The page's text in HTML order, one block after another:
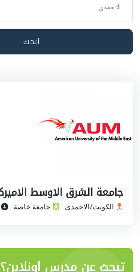
ابحث
جامعة الشرق الاوسط
الكويت/الاحمدي جامعة خاصة
تبحث عن مدرس اونلاين؟